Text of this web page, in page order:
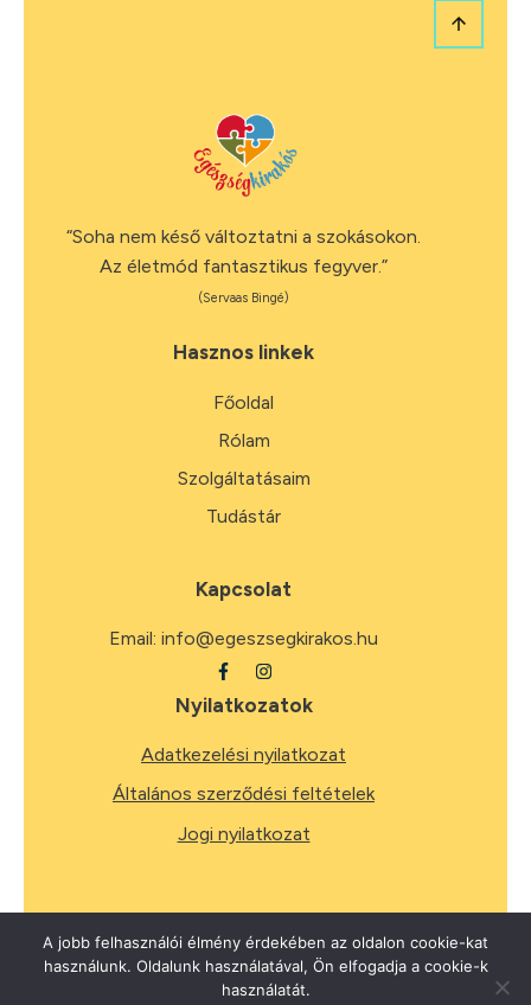
“Soha nem késő változtatni a szokásokon.
Az életmód fantasztikus fegyver.”
(Servaas Bingé)
Hasznos linkek
Főoldal
Rólam
Szolgáltatásaim
Tudástár
Kapcsolat
Email: info@egeszsegkirakos.hu
Nyilatkozatok
Adatkezelési nyilatkozat
Általános szerződési feltételek
Jogi nyilatkozat
2026Minden jog fenntartva.
A jobb felhasználói élmény érdekében az oldalon cookie-kat
használunk. Oldalunk használatával, Ön elfogadja a cookie-k
használatát.